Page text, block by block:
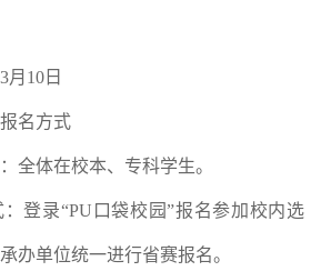
月10日
名方式
全体在校本、专科学生。
：登录“PU口袋校园”报名参加校内选
办单位统一进行省赛报名。